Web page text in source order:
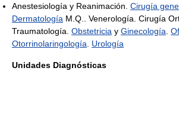
Anestesiología y Reanimación. Cirugía
Dermatología M.Q.. Venerología. Cirugía
Traumatología. Obstetricia y Ginecología
Otorrinolaringología
Urología
Unidades Diagnósticas